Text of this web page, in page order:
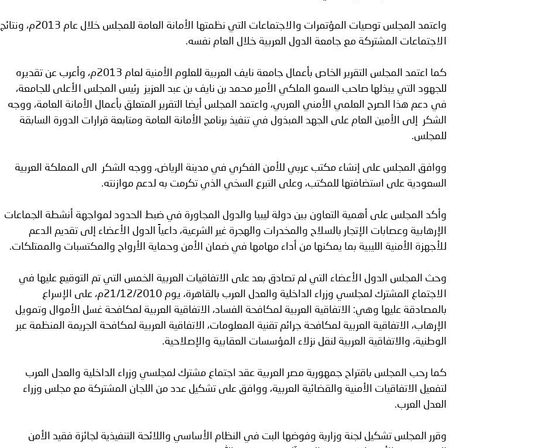
واعتمد المجلس توصيات المؤتمرات والاجتماعات التي نظمتها الأمانة العامة للمجلس خلال عام 2013م، ونتائج
الاجتماعات المشتركة مع جامعة الدول العربية خلال العام نفسه.
كما اعتمد المجلس التقرير الخاص بأعمال جامعة نايف العربية للعلوم الأمنية لعام 2013م، وأعرب عن تقديره
للجهود التي يبذلها صاحب السمو الملكي الأمير محمد بن نايف بن عبد العزيز رئيس المجلس الأعلى للجامعة،
في دعم هذا الصرح العلمي الأمني العربي، واعتمد المجلس أيضا التقرير المتعلق بأعمال الأمانة العامة، ووجه
الشكر إلى الأمين العام على الجهد المبذول في تنفيذ برنامج الأمانة العامة ومتابعة قرارات الدورة السابقة
للمجلس.
ووافق المجلس على إنشاء مكتب عربي للأمن الفكري في مدينة الرياض، ووجه الشكر الى المملكة العربية
السعودية على استضافتها للمكتب، وعلى التبرع السخي الذي تكرمت به لدعم موازنته.
وأكد المجلس على أهمية التعاون بين دولة ليبيا والدول المجاورة في ضبط الحدود لمواجهة أنشطة الجماعات
الإرهابية وعصابات الإتجار بالسلاح والمخدرات والهجرة غير الشرعية، داعياً الدول الأعضاء إلى تقديم الدعم
للأجهزة الأمنية الليبية بما يمكنها من أداء مهامها في ضمان الأمن وحماية الأرواح والمكتسبات والممتلكات.
وحث المجلس الدول الأعضاء التي لم تصادق بعد على الاتفاقيات العربية الخمس التي تم التوقيع عليها في
الاجتماع المشترك لمجلسي وزراء الداخلية والعدل العرب بالقاهرة، يوم 21/12/2010م، على الإسراع
بالمصادقة عليها وهي: الاتفاقية العربية لمكافحة الفساد، الاتفاقية العربية لمكافحة غسل الأموال وتمويل
الإرهاب، الاتفاقية العربية لمكافحة جرائم تقنية المعلومات، الاتفاقية العربية لمكافحة الجريمة المنظمة عبر
الوطنية، والاتفاقية العربية لنقل نزلاء المؤسسات العقابية والإصلاحية.
كما رحب المجلس باقتراح جمهورية مصر العربية عقد اجتماع مشترك لمجلسي وزراء الداخلية والعدل العرب
لتفعيل الاتفاقيات الأمنية والقضائية العربية، ووافق على تشكيل عدد من اللجان المشتركة مع مجلس وزراء
العدل العرب.
وقرر المجلس تشكيل لجنة وزارية وفوضها البت في النظام الأساسي واللائحة التنفيذية لجائزة فقيد الأمن